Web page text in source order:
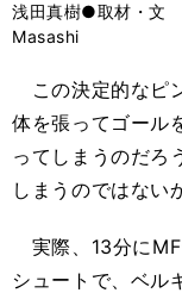
バ
浅田真樹●取材・
Masashi
この決定的なピ
体を張ってゴール
ってしまうのだろ
しまうのではない
実際、13分に
シュートで、ベル